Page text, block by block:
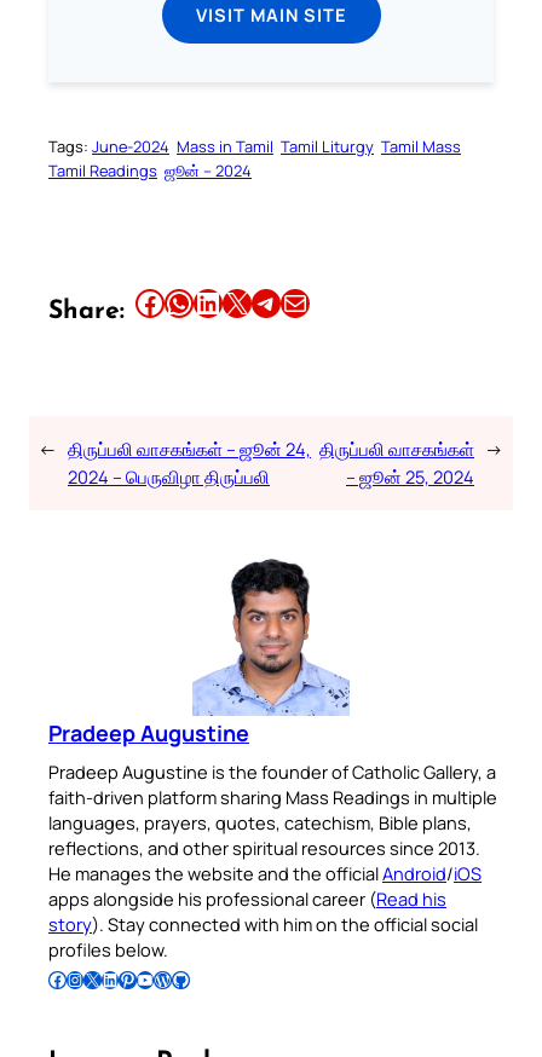
VISIT MAIN SITE
Tags: June-2024 Mass in Tamil Tamil Liturgy Tamil Mass
Tamil Readings ஜூன் – 2024
Share: Share this article on Facebook Share this article on WhatsApp Share this article on LinkedIn Share this article on X Share this article on TelegramEmail this Article
← திருப்பலி வாசகங்கள் – ஜூன் 24,
2024 – பெருவிழா திருப்பலி
திருப்பலி வாசகங்கள்
– ஜூன் 25, 2024
→
Pradeep Augustine
Pradeep Augustine is the founder of Catholic Gallery, a
faith-driven platform sharing Mass Readings in multiple
languages, prayers, quotes, catechism, Bible plans,
reflections, and other spiritual resources since 2013.
He manages the website and the officialAndroid/iOS
apps alongside his professional career (Read his
story). Stay connected with him on the official social
profiles below.
Follow Pradeep on Facebook Follow Pradeep on InstagramFollow Pradeep on X Follow Pradeep on LinkedIn Follow Pradeep on Pinterest Subscribe to Pradeep’s Youtube Channel Follow Pradeep on WordPress Follow Pradeep on GitHub